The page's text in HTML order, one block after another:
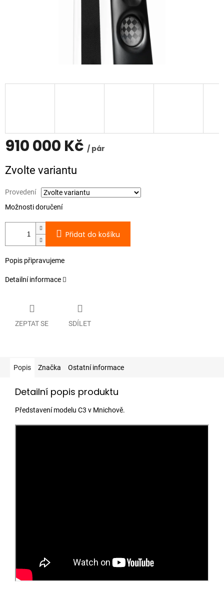
910 000 Kč / pár
cena:
Zvolte variantu
Provedení
Možnosti doručení
Přidat do košíku
Popis připravujeme
Detailní informace
ZEPTAT SE SDÍLET
Popis Značka Ostatní informace
Detailní popis produktu
Představení modelu C3 v Mnichově.